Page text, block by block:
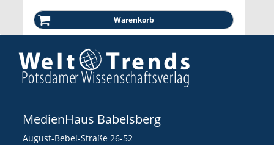
MedienHaus Babelsberg
August-Bebel-Straße 26-52